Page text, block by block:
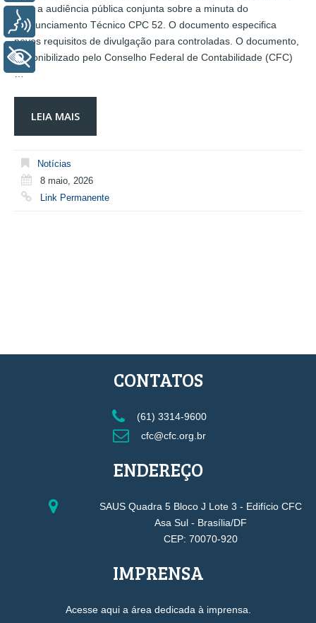
para a audiência pública conjunta sobre a minuta do
Pronunciamento Técnico CPC 52. O documento especifica
novos requisitos de divulgação para controladas. O documento,
disponibilizado pelo Conselho Federal de Contabilidade (CFC)
…
LEIA MAIS
Notícias
8 maio, 2026
Link Permanente
CONTATOS
(61) 3314-9600
cfc@cfc.org.br
ENDEREÇO
SAUS Quadra 5 Bloco J Lote 3 - Edifício CFC
Asa Sul - Brasília/DF
CEP: 70070-920
IMPRENSA
Acesse aqui a área dedicada à imprensa.
Voz
+ Acessibilidade